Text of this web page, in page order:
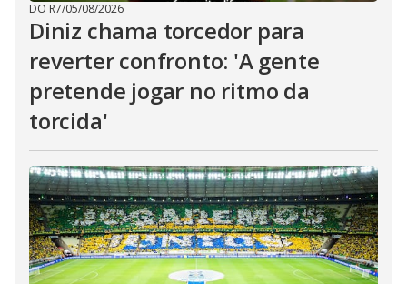
DO R7/05/08/2026
Diniz chama torcedor para
reverter confronto: 'A gente
pretende jogar no ritmo da
torcida'